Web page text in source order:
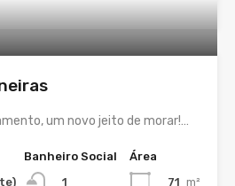
um novo jeito de morar!…
Banheiro Social
1
Área
71 m²